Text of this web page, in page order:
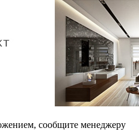
сообщите менеджеру